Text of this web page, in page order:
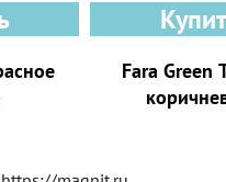
Fara Green